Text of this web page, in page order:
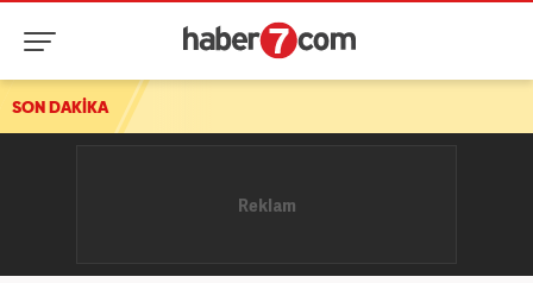
SON DAKİKA